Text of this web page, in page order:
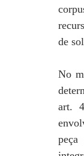
de
No
art.